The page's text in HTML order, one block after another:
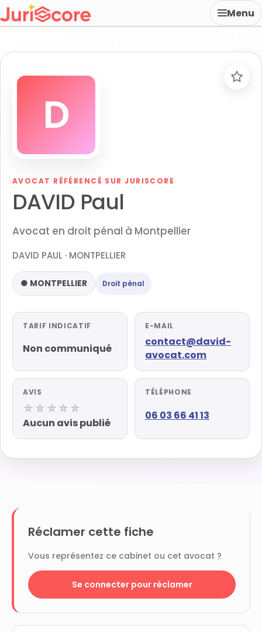
Menu
D
AVOCAT RÉFÉRENCÉ SUR JURISCORE
DAVID Paul
Avocat en droit pénal à Montpellier
DAVID PAUL · MONTPELLIER
● MONTPELLIER Droit pénal
TARIF INDICATIF
Non communiqué
E-MAIL
contact@david-
avocat.com
AVIS
☆☆☆☆☆
Aucun avis publié
TÉLÉPHONE
06 03 66 41 13
Réclamer cette fiche
Vous représentez ce cabinet ou cet avocat ?
Se connecter pour réclamer